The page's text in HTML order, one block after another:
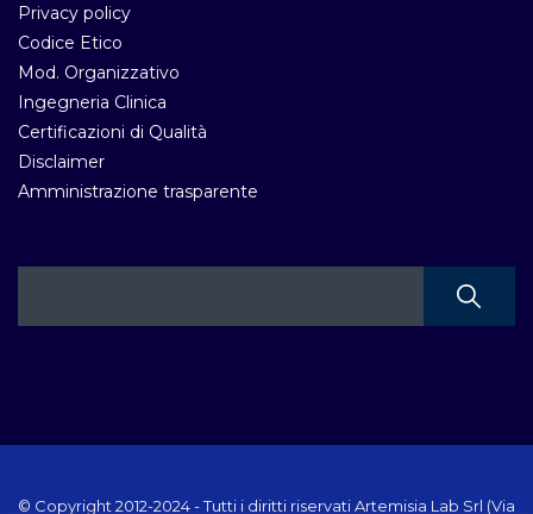
Privacy policy
Codice Etico
Mod. Organizzativo
Ingegneria Clinica
Certificazioni di Qualità
Disclaimer
Amministrazione trasparente
© Copyright 2012-2024 - Tutti i diritti riservati Artemisia Lab Srl (Via